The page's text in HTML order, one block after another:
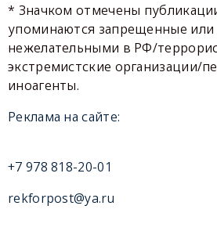
* Значком отмечены
упоминаются запрещенные
нежелательными в РФ/
экстремистские организации/
иноагенты.
Реклама на сайте:
+7 978 818-20-01
rekforpost@ya.ru